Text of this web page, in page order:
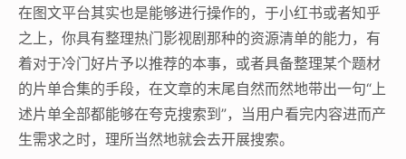
在图文平台其实也是能够进行操作的，于小红书或者知乎
之上，你具有整理热门影视剧那种的资源清单的能力，有
着对于冷门好片予以推荐的本事，或者具备整理某个题材
的片单合集的手段，在文章的末尾自然而然地带出一句“上
述片单全部都能够在夸克搜索到”，当用户看完内容进而产
生需求之时，理所当然地就会去开展搜索。